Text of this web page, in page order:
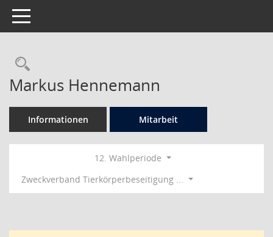
Toggle navigation
Rechercheauswahl
Markus Hennemann
Informationen Mitarbeit
12. Wahlperiode
Zweckverband Tierkörperbeseitigung ...